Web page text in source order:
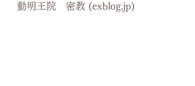
動明王院　密教 (exblog.jp)